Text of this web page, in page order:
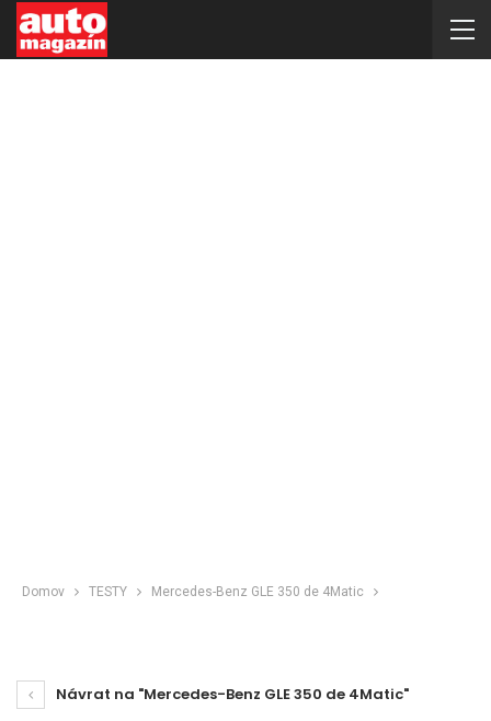
Domov TESTY Mercedes-Benz GLE 350 de 4Matic
Návrat na "Mercedes-Benz GLE 350 de 4Matic"